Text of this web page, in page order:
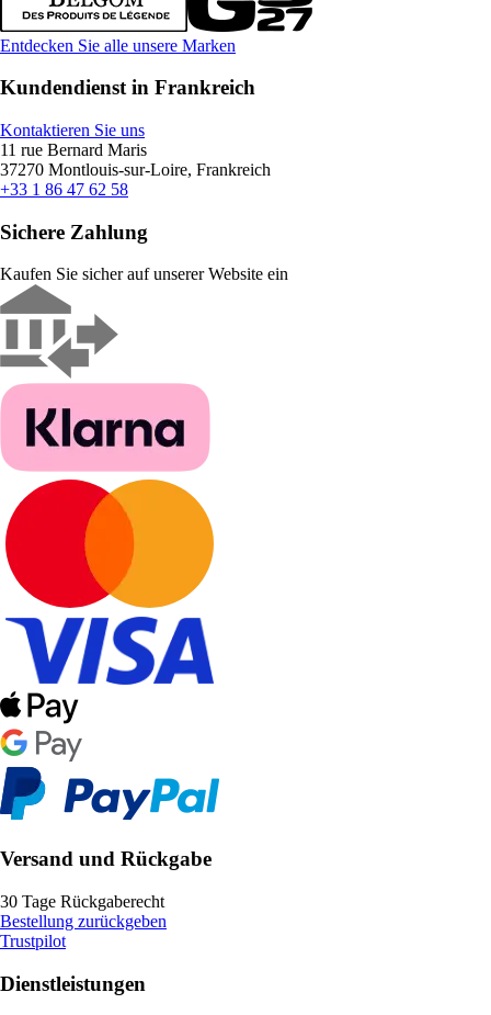
Entdecken Sie alle unsere Marken
Kundendienst in Frankreich
Kontaktieren Sie uns
11 rue Bernard Maris
37270 Montlouis-sur-Loire, Frankreich
+33 1 86 47 62 58
Sichere Zahlung
Kaufen Sie sicher auf unserer Website ein
Versand und Rückgabe
30 Tage Rückgaberecht
Bestellung zurückgeben
Trustpilot
Dienstleistungen